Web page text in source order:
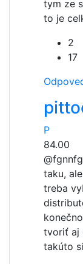
tym ze
to je
2
17
P
84.00
taku,
treba
tvoriť aj
takúto